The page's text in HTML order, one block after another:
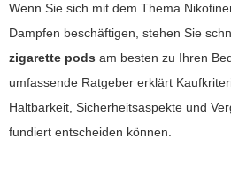
Wenn Sie sich mit dem Thema
Dampfen beschäftigen, stehen Sie
zigarette pods am besten zu Ihren
umfassende Ratgeber erklärt
Haltbarkeit, Sicherheitsaspekte und
fundiert entscheiden können.